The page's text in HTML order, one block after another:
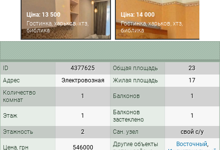
Ціна: 13 500
Гостинка, харьков, хтз,
библика
Ціна: 14 000
Гостинка, харьков, хтз,
библика
ID 4377625 Общая площадь
23
Адрес
Электровозная Жилая площадь
17
Количество
комнат
1 Балконов 1
Этаж 1
Балконов
застеклено
1
Этажность 2 Сан. узел свой с/у
Цена, грн 546000
Другие объекты
Восточный,